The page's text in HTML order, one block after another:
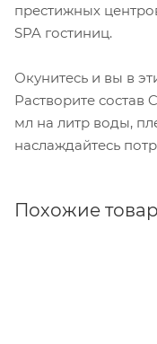
престижных
SPA гостиниц.
Окунитесь и вы в
Растворите состав
мл на литр воды,
наслаждайтесь
Похожие